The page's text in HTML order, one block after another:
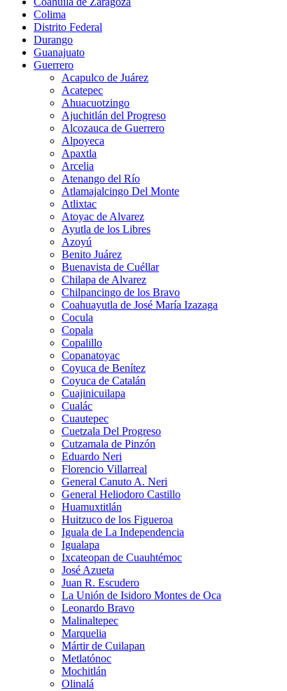
Colima
Distrito Federal
Durango
Guanajuato
Guerrero
Acapulco de Juárez
Acatepec
Ahuacuotzingo
Ajuchitlán del Progreso
Alcozauca de Guerrero
Alpoyeca
Apaxtla
Arcelia
Atenango del Río
Atlamajalcingo Del Monte
Atlixtac
Atoyac de Alvarez
Ayutla de los Libres
Azoyú
Benito Juárez
Buenavista de Cuéllar
Chilapa de Alvarez
Chilpancingo de los Bravo
Coahuayutla de José María Izazaga
Cocula
Copala
Copalillo
Copanatoyac
Coyuca de Benítez
Coyuca de Catalán
Cuajinicuilapa
Cualác
Cuautepec
Cuetzala Del Progreso
Cutzamala de Pinzón
Eduardo Neri
Florencio Villarreal
General Canuto A. Neri
General Heliodoro Castillo
Huamuxtitlán
Huitzuco de los Figueroa
Iguala de La Independencia
Igualapa
Ixcateopan de Cuauhtémoc
José Azueta
Juan R. Escudero
La Unión de Isidoro Montes de Oca
Leonardo Bravo
Malinaltepec
Marquelia
Mártir de Cuilapan
Metlatónoc
Mochitlán
Olinalá